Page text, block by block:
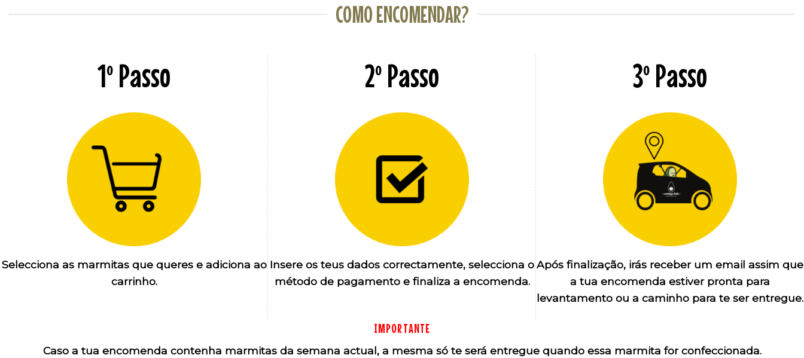
COMO ENCOMENDAR?
1º Passo
Selecciona as marmitas que queres e adiciona ao
carrinho.
2º Passo
Insere os teus dados correctamente, selecciona o
método de pagamento e finaliza a encomenda.
3º Passo
Após finalização, irás receber um email assim que
a tua encomenda estiver pronta para
levantamento ou a caminho para te ser entregue.
IMPORTANTE
Caso a tua encomenda contenha marmitas da semana actual, a mesma só te será entregue quando essa marmita for confeccionada.